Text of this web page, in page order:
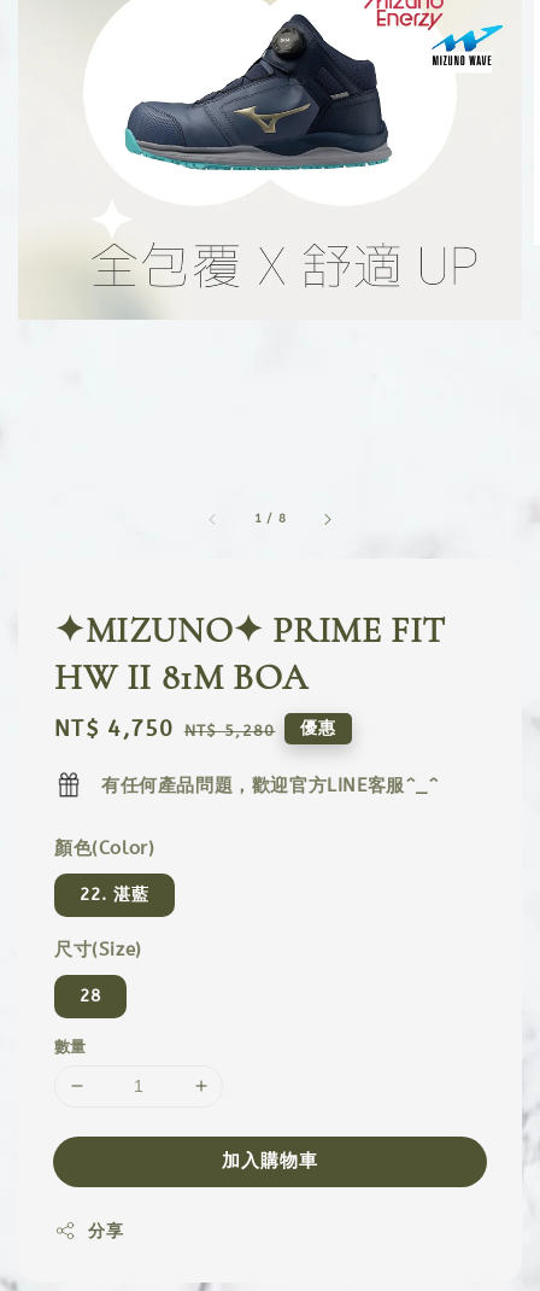
1 / 8
✦MIZUNO✦ PRIME FIT
HW II 81M BOA
Sale
NT$ 4,750 Regular
NT$ 5,280 優惠
有任何產品問題，歡迎官方LINE客服^_^
顏色(Color)
22. 湛藍
尺寸(Size)
28
數量
加入購物車
分享